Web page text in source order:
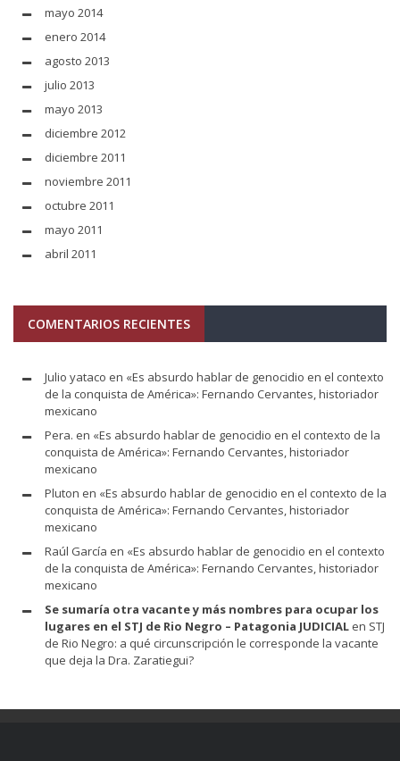
mayo 2014
enero 2014
agosto 2013
julio 2013
mayo 2013
diciembre 2012
diciembre 2011
noviembre 2011
octubre 2011
mayo 2011
abril 2011
COMENTARIOS RECIENTES
Julio yataco en «Es absurdo hablar de genocidio en el contexto
de la conquista de América»: Fernando Cervantes, historiador
mexicano
Pera. en «Es absurdo hablar de genocidio en el contexto de la
conquista de América»: Fernando Cervantes, historiador
mexicano
Pluton en «Es absurdo hablar de genocidio en el contexto de la
conquista de América»: Fernando Cervantes, historiador
mexicano
Raúl García en «Es absurdo hablar de genocidio en el contexto
de la conquista de América»: Fernando Cervantes, historiador
mexicano
Se sumaría otra vacante y más nombres para ocupar los
lugares en el STJ de Rio Negro – Patagonia JUDICIAL en STJ
de Rio Negro: a qué circunscripción le corresponde la vacante
que deja la Dra. Zaratiegui?